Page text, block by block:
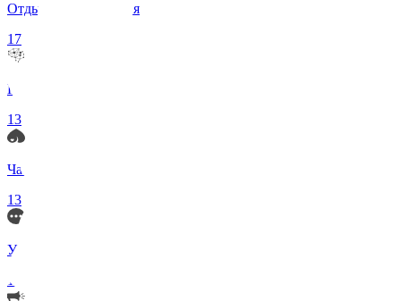
Отдых и Развлечения
17
Нейросети и ИИ
13
Чаты по интересам
13
Удаленка (Работа)
11